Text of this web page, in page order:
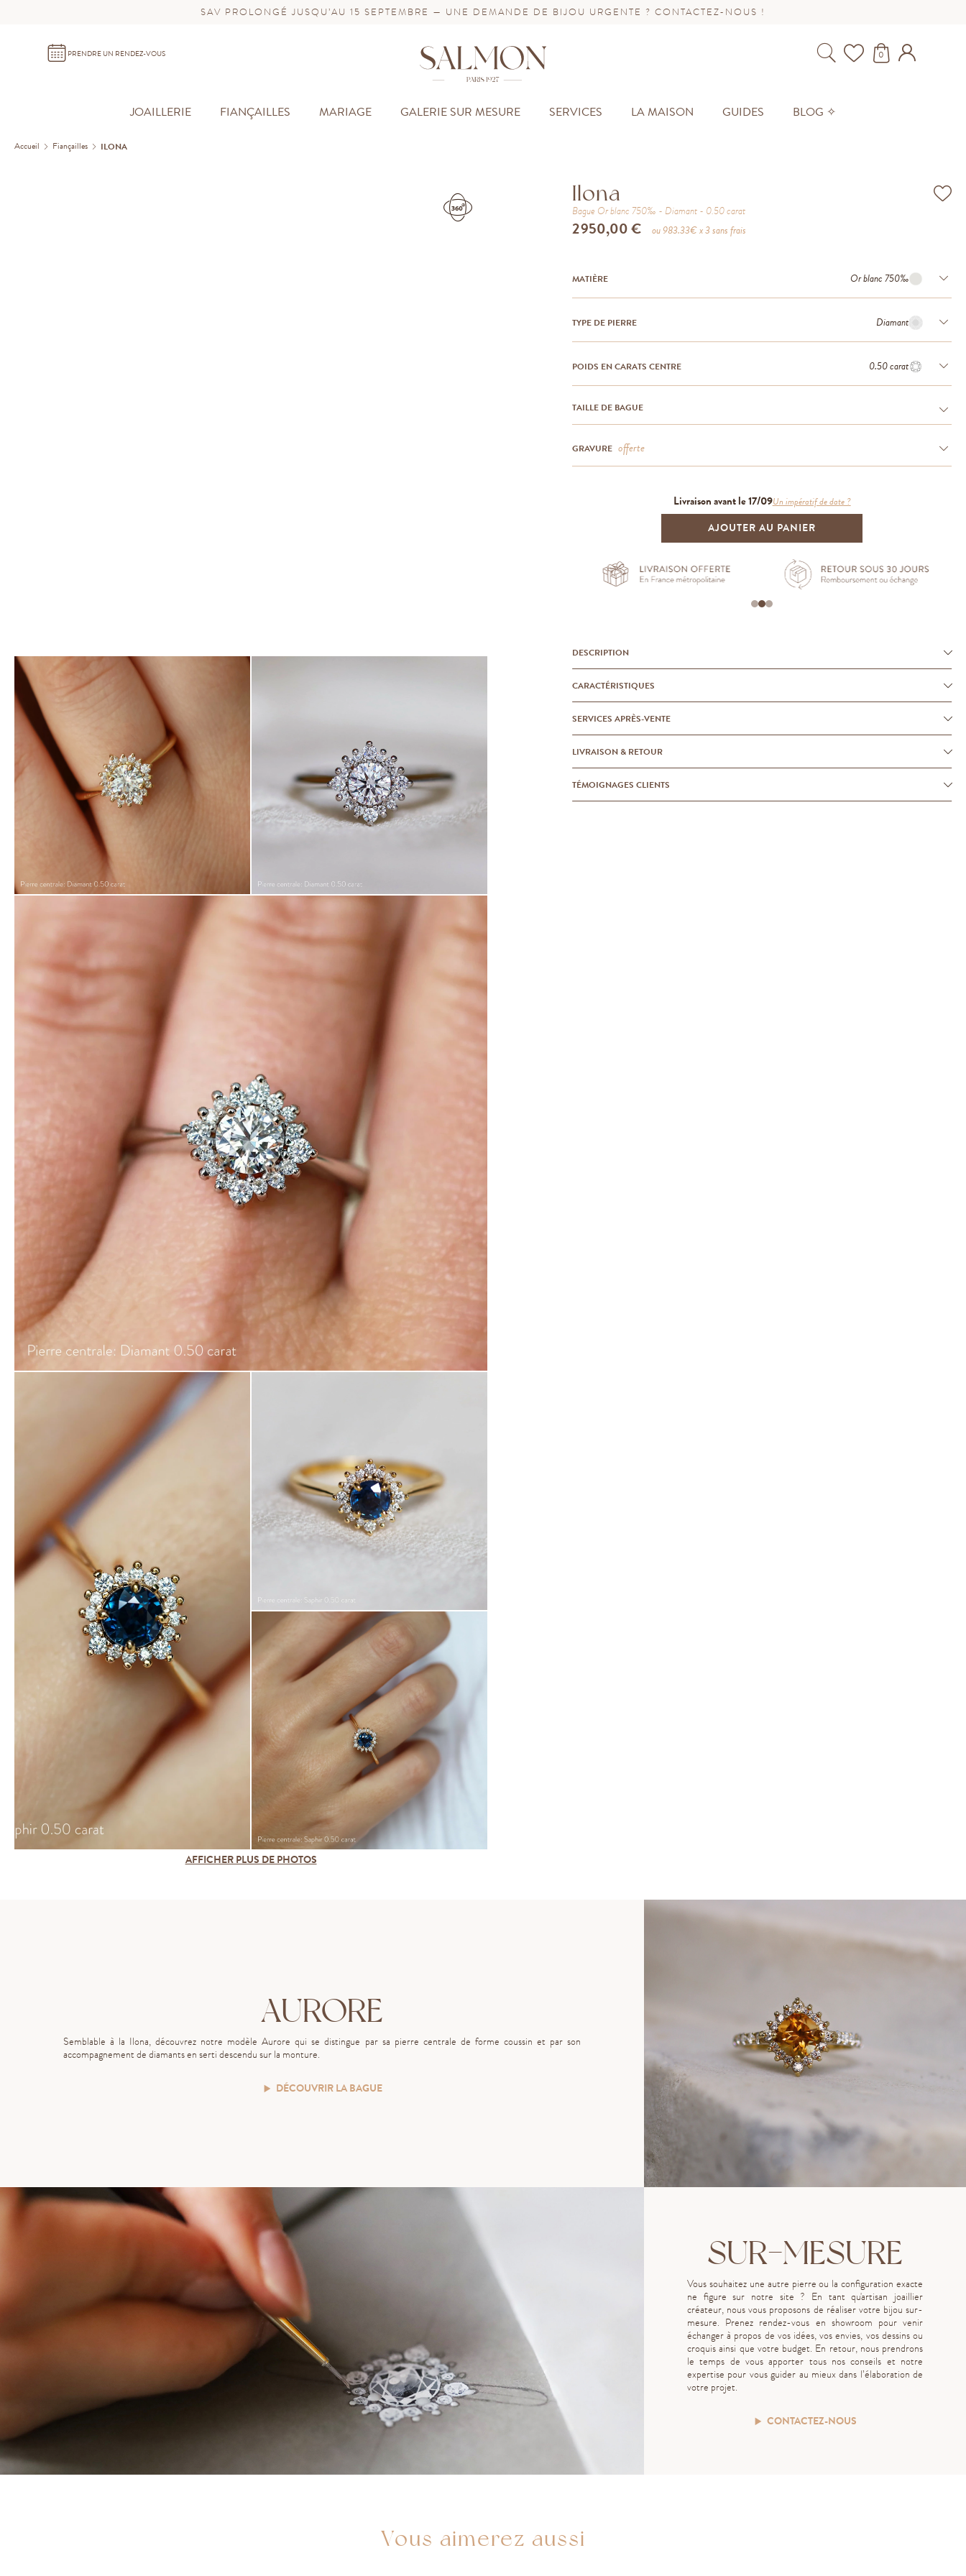
SAV PROLONGÉ JUSQU’AU 15 SEPTEMBRE — UNE DEMANDE DE BIJOU URGENTE ? CONTACTEZ-NOUS !
PRENDRE UN RENDEZ-VOUS
JOAILLERIE FIANÇAILLES MARIAGE GALERIE SUR MESURE SERVICES LA MAISON GUIDES BLOG ✧
0
Accueil Fiançailles ILONA
AFFICHER PLUS DE PHOTOS
Ilona
Bague Or blanc 750‰ Diamant 0.50carat
2 950,00 € ou983.33€ x 3 sans frais
MATIÈRE Or blanc 750‰
TYPE DE PIERRE Diamant
POIDS EN CARATS CENTRE 0.50 carat
TAILLE DE BAGUE
GRAVURE offerte
Livraison avant le 17/09Un impératif de date ?
AJOUTER AU PANIER
DESCRIPTION
CARACTÉRISTIQUES
SERVICES APRÈS-VENTE
LIVRAISON & RETOUR
TÉMOIGNAGES CLIENTS
AURORE
Semblable à la Ilona, découvrez notre modèle Aurore qui se distingue par sa pierre centrale de forme coussin et par son
accompagnement de diamants en serti descendu sur la monture.
DÉCOUVRIR LA BAGUE
SUR-MESURE
Vous souhaitez une autre pierre ou la configuration exacte
ne figure sur notre site ? En tant qu'artisan joaillier
créateur, nous vous proposons de réaliser votre bijou sur-
mesure. Prenez rendez-vous en showroom pour venir
échanger à propos de vos idées, vos envies, vos dessins ou
croquis ainsi que votre budget. En retour, nous prendrons
le temps de vous apporter tous nos conseils et notre
expertise pour vous guider au mieux dans l’élaboration de
votre projet.
CONTACTEZ-NOUS
Vous aimerez aussi